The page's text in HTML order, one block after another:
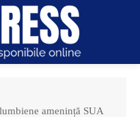
amenință SUA